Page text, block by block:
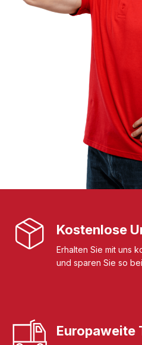
Kostenlose
Erhalten Sie mit uns
und sparen Sie so
Europaweite